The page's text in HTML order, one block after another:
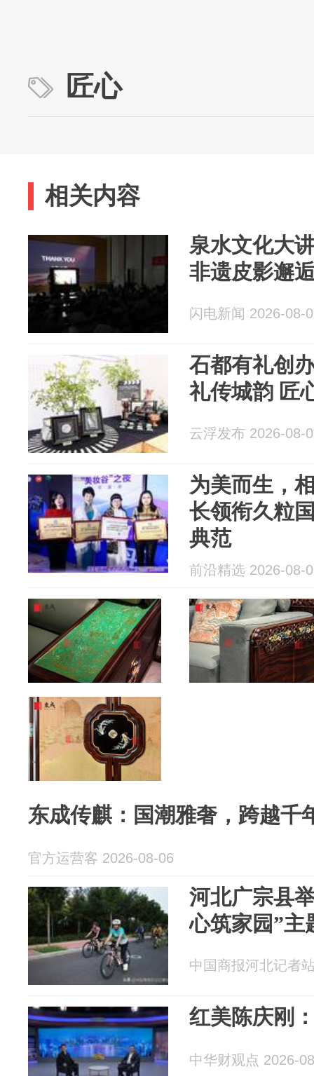
匠心
相关内容
泉水文化大
非遗皮影邂
闪电新闻 2026-08-
石都有礼创
礼传城韵 匠
云浮发布 2026-08-
为美而生，
长领衔久粒
典范
前沿精选 2026-08-
东成传麒：国潮雅奢，跨越千
官方运营客 2026-08-06
河北广宗县
心筑家园”主
中国商报河北记者
红美陈庆刚
中华财观点 2026-